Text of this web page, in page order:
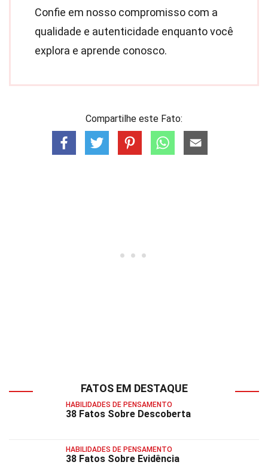
Confie em nosso compromisso com a
qualidade e autenticidade enquanto você
explora e aprende conosco.
Compartilhe este Fato:
FATOS EM DESTAQUE
HABILIDADES DE PENSAMENTO
38 Fatos Sobre Descoberta
HABILIDADES DE PENSAMENTO
38 Fatos Sobre Evidência